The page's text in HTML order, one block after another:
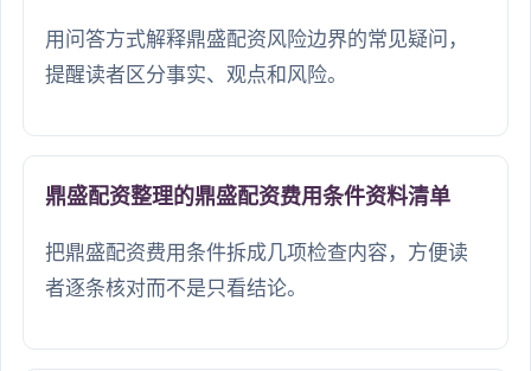
用问答方式解释鼎盛配资风险边界的常见疑问，
提醒读者区分事实、观点和风险。
鼎盛配资整理的鼎盛配资费用条件资料清单
把鼎盛配资费用条件拆成几项检查内容，方便读
者逐条核对而不是只看结论。